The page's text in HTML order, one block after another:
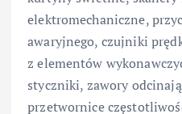
elektromechaniczne,
awaryjnego, czujniki
z elementów
styczniki, zawory
przetwornice